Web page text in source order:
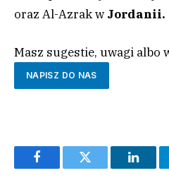
oraz Al-Azrak w Jordanii.
Masz sugestie, uwagi albo
NAPISZ DO NAS
FacebookTwitter